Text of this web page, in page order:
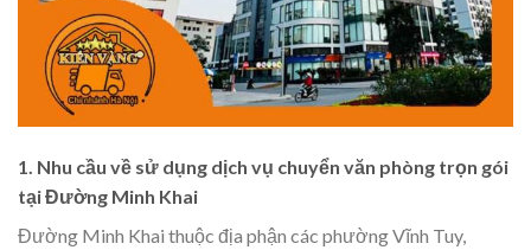
1. Nhu cầu về sử dụng dịch vụ chuyển văn phòng trọn gói
tại Đường Minh Khai
Đường Minh Khai thuộc địa phận các phường Vĩnh Tuy,